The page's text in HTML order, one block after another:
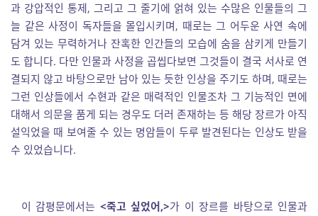
과 강압적인 통제, 그리고 그 줄기에 얽혀 있는 수많은 인물들의 그
늘 같은 사정이 독자들을 몰입시키며, 때로는 그 어두운 사연 속에
담겨 있는 무력하거나 잔혹한 인간들의 모습에 숨을 삼키게 만들기
도 합니다. 다만 인물과 사정을 곱씹다보면 그것들이 결국 서사로 연
결되지 않고 바탕으로만 남아 있는 듯한 인상을 주기도 하며, 때로는
그런 인상들에서 수현과 같은 매력적인 인물조차 그 기능적인 면에
대해서 의문을 품게 되는 경우도 더러 존재하는 등 해당 장르가 아직
설익었을 때 보여줄 수 있는 명암들이 두루 발견된다는 인상도 받을
수 있었습니다.
이 감평문에서는 <죽고 싶었어,>가 이 장르를 바탕으로 인물과